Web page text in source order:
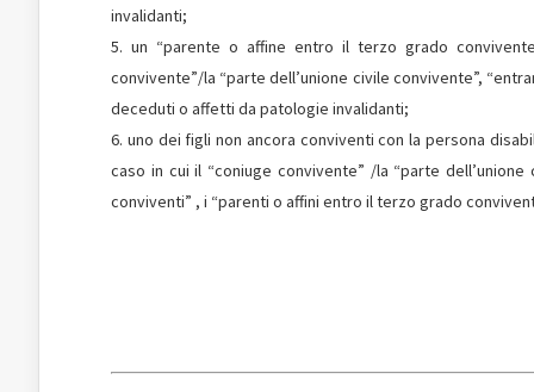
invalidanti;
un “parente o affine entro il terzo grado
convivente”/la “parte dell’unione civile convivente”,
deceduti o affetti da patologie invalidanti;
uno dei figli non ancora conviventi con la persona
caso in cui il “coniuge convivente” /la “parte
conviventi” , i “parenti o affini entro il terzo grado